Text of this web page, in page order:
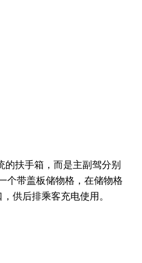
的扶手箱，而是主副驾分别
个带盖板储物格，在储物格
供后排乘客充电使用。